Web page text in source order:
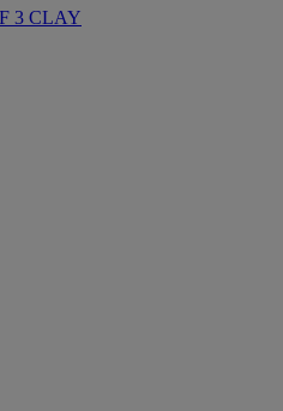
3 CLAY